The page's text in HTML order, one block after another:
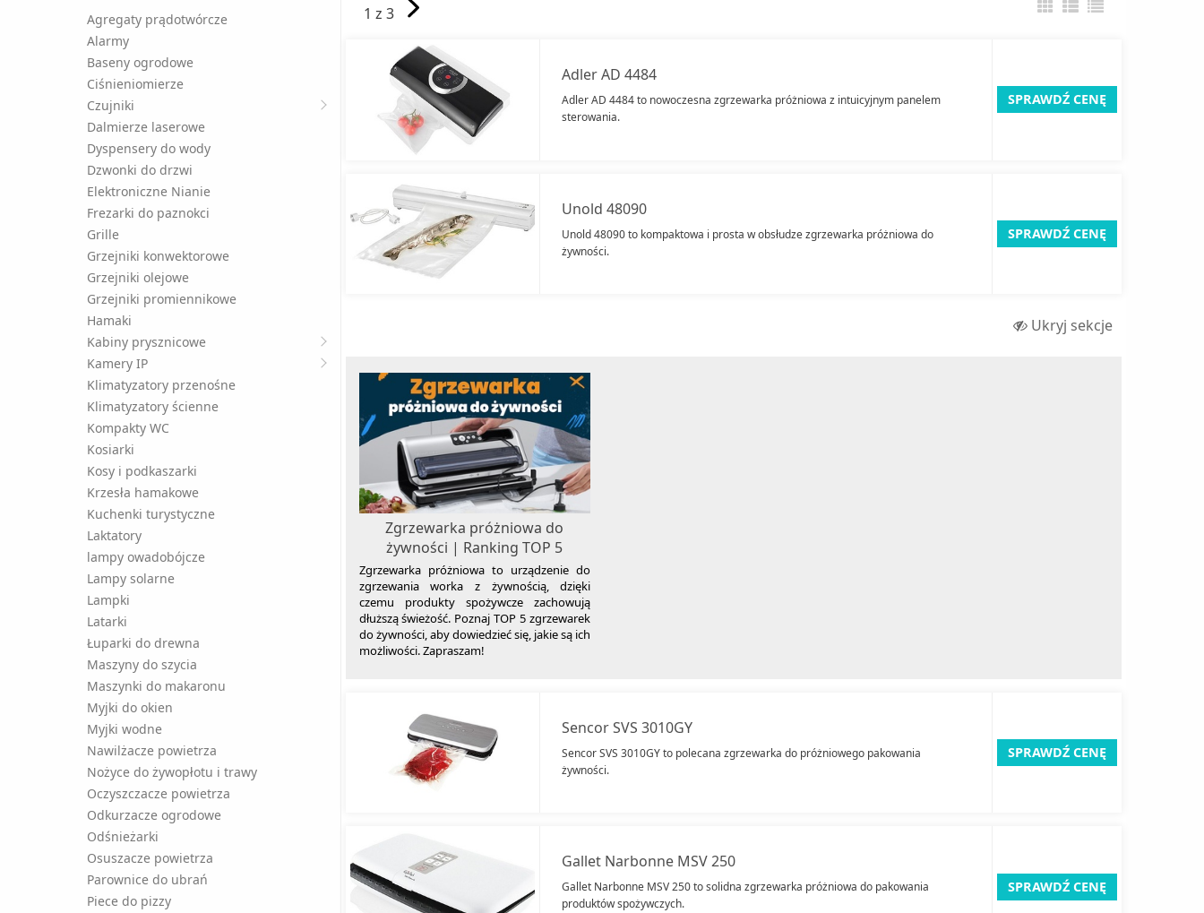
Agregaty prądotwórcze
Alarmy
Baseny ogrodowe
Ciśnieniomierze
Czujniki
Dalmierze laserowe
Dyspensery do wody
Dzwonki do drzwi
Elektroniczne Nianie
Frezarki do paznokci
Grille
Grzejniki konwektorowe
Grzejniki olejowe
Grzejniki promiennikowe
Hamaki
Kabiny prysznicowe
Kamery IP
Klimatyzatory przenośne
Klimatyzatory ścienne
Kompakty WC
Kosiarki
Kosy i podkaszarki
Krzesła hamakowe
Kuchenki turystyczne
Laktatory
lampy owadobójcze
Lampy solarne
Lampki
Latarki
Łuparki do drewna
Maszyny do szycia
Maszynki do makaronu
Myjki do okien
Myjki wodne
Nawilżacze powietrza
Nożyce do żywopłotu i trawy
Oczyszczacze powietrza
Odkurzacze ogrodowe
Odśnieżarki
Osuszacze powietrza
Parownice do ubrań
Piece do pizzy
1 z 3
Adler AD 4484
Adler AD 4484 to nowoczesna zgrzewarka próżniowa z intuicyjnym panelem
sterowania.
SPRAWDŹ CENĘ
Unold 48090
Unold 48090 to kompaktowa i prosta w obsłudze zgrzewarka próżniowa do
żywności.
SPRAWDŹ CENĘ
Ukryj sekcje
Zgrzewarka próżniowa do
żywności | Ranking TOP 5
Zgrzewarka próżniowa to urządzenie do
zgrzewania worka z żywnością, dzięki
czemu produkty spożywcze zachowują
dłuższą świeżość. Poznaj TOP 5 zgrzewarek
do żywności, aby dowiedzieć się, jakie są ich
możliwości. Zapraszam!
Sencor SVS 3010GY
Sencor SVS 3010GY to polecana zgrzewarka do próżniowego pakowania
żywności.
SPRAWDŹ CENĘ
Gallet Narbonne MSV 250
Gallet Narbonne MSV 250 to solidna zgrzewarka próżniowa do pakowania
produktów spożywczych.
SPRAWDŹ CENĘ